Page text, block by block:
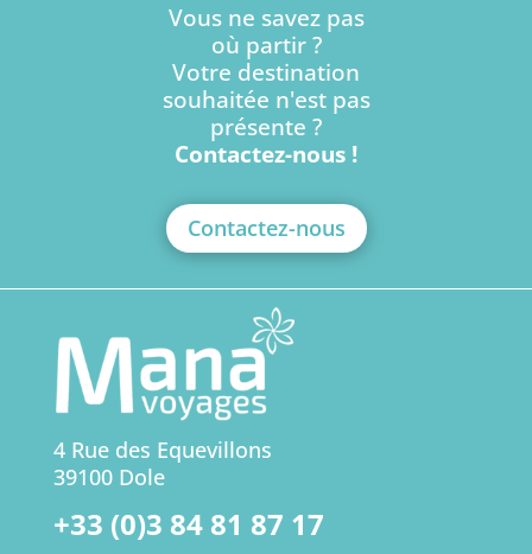
Vous ne savez pas
où partir ?
Votre destination
souhaitée n'est pas
présente ?
Contactez-nous !
Contactez-nous
4 Rue des Equevillons
39100 Dole
+33 (0)3 84 81 87 17